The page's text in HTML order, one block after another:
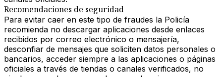
Recomendaciones de seguridad
Para evitar caer en este tipo de fraudes la Policía
recomienda no descargar aplicaciones desde enlaces
recibidos por correo electrónico o mensajería,
desconfiar de mensajes que soliciten datos personales o
bancarios, acceder siempre a las aplicaciones o páginas
oficiales a través de tiendas o canales verificados, no